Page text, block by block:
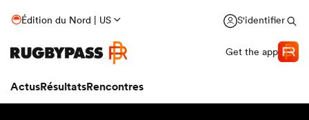
Édition du Nord | US S'identifier
Get the app
ActusRésultatsRencontres